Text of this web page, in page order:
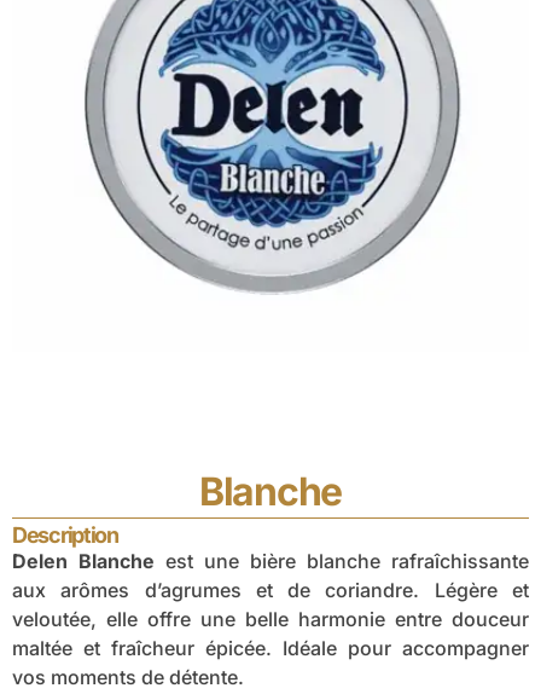
Blanche
Description
Delen Blanche est une bière blanche rafraîchissante
aux arômes d’agrumes et de coriandre. Légère et
veloutée, elle offre une belle harmonie entre douceur
maltée et fraîcheur épicée. Idéale pour accompagner
vos moments de détente.